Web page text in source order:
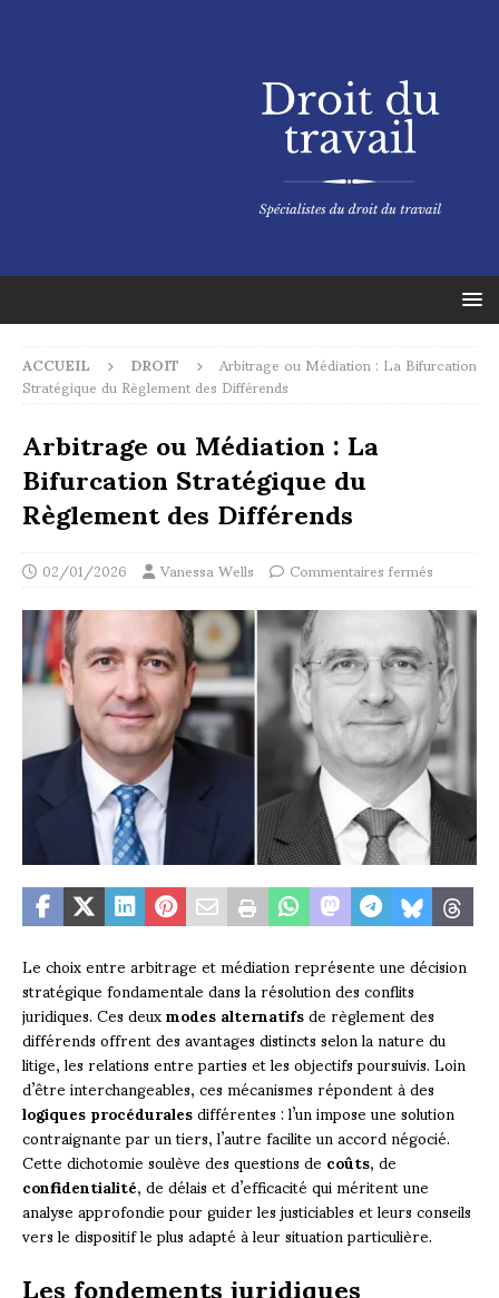
ACCUEIL DROIT Arbitrage ou Médiation : La Bifurcation
Stratégique du Règlement des Différends
Arbitrage ou Médiation : La
Bifurcation Stratégique du
Règlement des Différends
02/01/2026 Vanessa Wells Commentaires fermés
Le choix entre arbitrage et médiation représente une décision
stratégique fondamentale dans la résolution des conflits
juridiques. Ces deuxmodes alternatifsde règlement des
différends offrent des avantages distincts selon la nature du
litige, les relations entre parties et les objectifs poursuivis. Loin
d’être interchangeables, ces mécanismes répondent à des
logiques procéduralesdifférentes : l’un impose une solution
contraignante par un tiers, l’autre facilite un accord négocié.
Cette dichotomie soulève des questions decoûts, de
confidentialité, de délais et d’efficacité qui méritent une
analyse approfondie pour guider les justiciables et leurs conseils
vers le dispositif le plus adapté à leur situation particulière.